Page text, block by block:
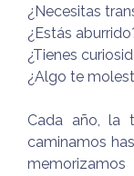
¿Necesitas
¿Estás
¿Tienes
¿Algo te
Cada año, la
caminamos